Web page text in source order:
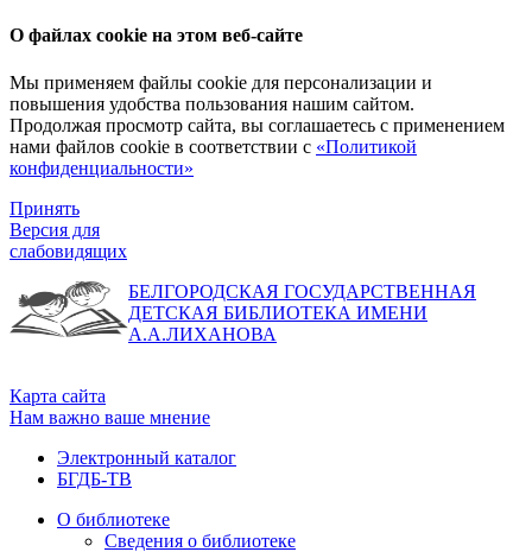
О файлах cookie на этом веб-сайте
Мы применяем файлы cookie для персонализации и
повышения удобства пользования нашим сайтом.
Продолжая просмотр сайта, вы соглашаетесь с применением
нами файлов cookie в соответствии с «Политикой
конфиденциальности»
Принять
Версия для
слабовидящих
БЕЛГОРОДСКАЯ ГОСУДАРСТВЕННАЯ
ДЕТСКАЯ БИБЛИОТЕКА ИМЕНИ
А.А.ЛИХАНОВА
Карта сайта
Нам важно ваше мнение
Электронный каталог
БГДБ-ТВ
О библиотеке
Сведения о библиотеке